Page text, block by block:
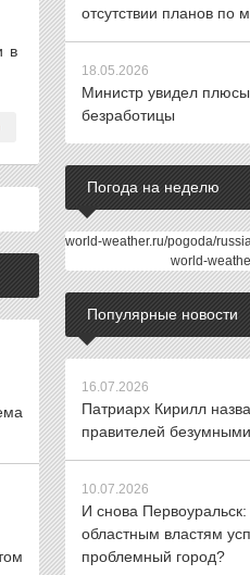
в
отсутствии планов по
18.05.2026
Министр увидел
безработицы
Погода на неделю
world-
Популярные новости
16.07.2026
Патриарх Кирилл
правителей безумными
10.07.2026
И снова Первоуральск:
областным властям
проблемный город?